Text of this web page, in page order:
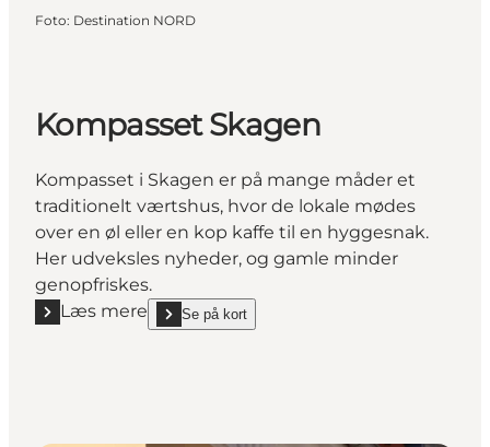
Foto: Destination NORD
Kompasset Skagen
Kompasset i Skagen er på mange måder et
traditionelt værtshus, hvor de lokale mødes
over en øl eller en kop kaffe til en hyggesnak.
Her udveksles nyheder, og gamle minder
genopfriskes.
Læs mere
Læs mere "Kompasset Skagen"
Se på kort
show Kompasset Skagen on_map